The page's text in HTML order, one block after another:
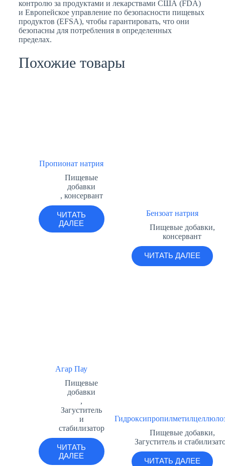
контролю за продуктами и лекарствами США (FDA)
и Европейское управление по безопасности пищевых
продуктов (EFSA), чтобы гарантировать, что они
безопасны для потребления в определенных
пределах.
Похожие товары
Пропионат натрия
Пищевые
добавки
, консервант
ЧИТАТЬ
ДАЛЕЕ
Бензоат натрия
Пищевые добавки,
консервант
ЧИТАТЬ ДАЛЕЕ
Агар Пау
Пищевые
добавки
,
Загуститель
и
стабилизатор
ЧИТАТЬ
ДАЛЕЕ
Пищевые добавки,
Загуститель и
ЧИТАТЬ ДАЛЕЕ